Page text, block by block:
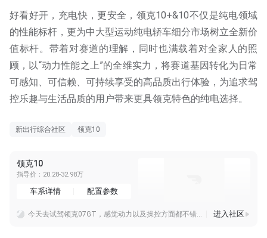
好看好开，充电快，更安全，领克10+&10不仅是纯电领域
的性能标杆，更为中大型运动纯电轿车细分市场树立全新价
值标杆。带着对赛道的理解，同时也满载着对全家人的照
顾，以“动力性能之上”的全维实力，将赛道基因转化为日常
可感知、可信赖、可持续享受的高品质出行体验，为追求驾
控乐趣与生活品质的用户带来更具领克特色的纯电选择。
新出行综合社区 领克10
领克10
指导价：20.28-32.98万
车系详情 配置参数
进入社区